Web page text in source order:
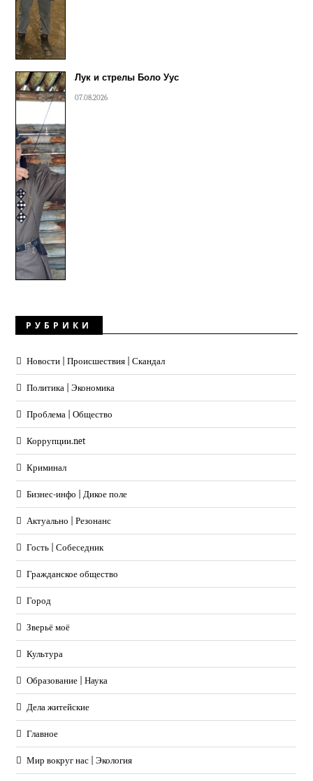
Лук и стрелы Боло Уус
07.08.2026
РУБРИКИ
Новости | Происшествия | Скандал
Политика | Экономика
Проблема | Общество
Коррупции.net
Криминал
Бизнес-инфо | Дикое поле
Актуально | Резонанс
Гость | Собеседник
Гражданское общество
Город
Зверьё моё
Культура
Образование | Наука
Дела житейские
Главное
Мир вокруг нас | Экология